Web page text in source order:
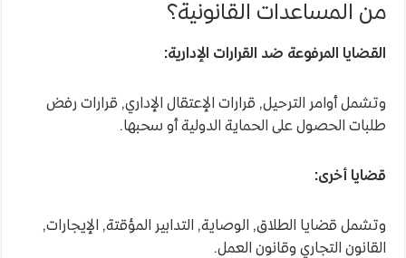
من المساعدات القانونية؟
القضايا المرفوعة ضد القرارات الإدارية:
وتشمل أوامر الترحيل, قرارات الإعتقال الإداري, قرارات رفض
طلبات الحصول على الحماية الدولية أو سحبها.
قضايا أخرى:
وتشمل قضايا الطلاق, الوصاية, التدابير المؤقتة, الإيجارات,
القانون التجاري وقانون العمل.